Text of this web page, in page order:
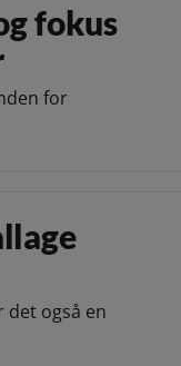
fokus
for
det også en